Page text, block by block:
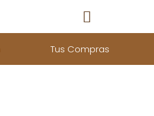
Tus Compras